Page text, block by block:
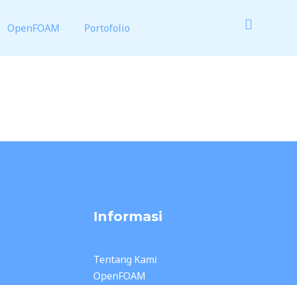
OpenFOAM Portofolio
Informasi
Tentang Kami
OpenFOAM